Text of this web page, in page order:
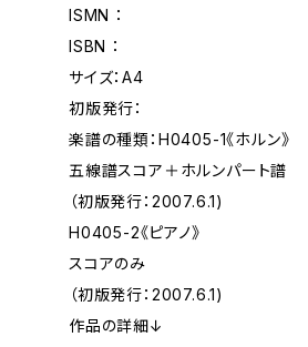
ISMN ：
ISBN ：
サイズ：A4
初版発行：
楽譜の種類：H0405-1《ホルン》
五線譜スコア＋ホルンパート譜
（初版発行：2007.6.1)
H0405-2《ピアノ》
スコアのみ
（初版発行：2007.6.1)
作品の詳細↓